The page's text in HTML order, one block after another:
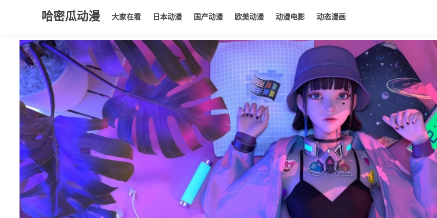
哈密瓜动漫 大家在看 日本动漫 国产动漫 欧美动漫 动漫电影 动态漫画
大家在看 日本动漫 国产动漫 欧美动漫 动漫电影 动态漫画